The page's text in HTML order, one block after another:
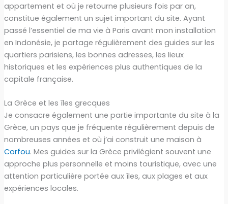
appartement et où je retourne plusieurs fois par an,
constitue également un sujet important du site. Ayant
passé l’essentiel de ma vie à Paris avant mon installation
en Indonésie, je partage régulièrement des guides sur les
quartiers parisiens, les bonnes adresses, les lieux
historiques et les expériences plus authentiques de la
capitale française.
La Grèce et les îles grecques
Je consacre également une partie importante du site à la
Grèce, un pays que je fréquente régulièrement depuis de
nombreuses années et où j’ai construit une maison à
Corfou. Mes guides sur la Grèce privilégient souvent une
approche plus personnelle et moins touristique, avec une
attention particulière portée aux îles, aux plages et aux
expériences locales.